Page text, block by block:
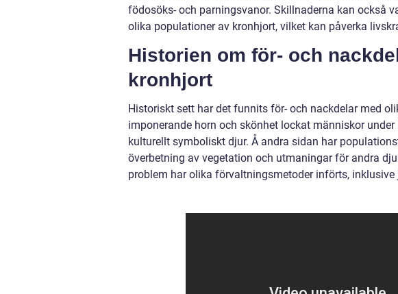
födosöks- och parningsvanor. Skillnaderna kan också
olika populationer av kronhjort, vilket kan påverka
Historien om för- och
kronhjort
Historiskt sett har det funnits för- och nackdelar med
imponerande horn och skönhet lockat människor
kulturellt symboliskt djur. Å andra sidan har
överbetning av vegetation och utmaningar för andra
problem har olika förvaltningsmetoder införts,